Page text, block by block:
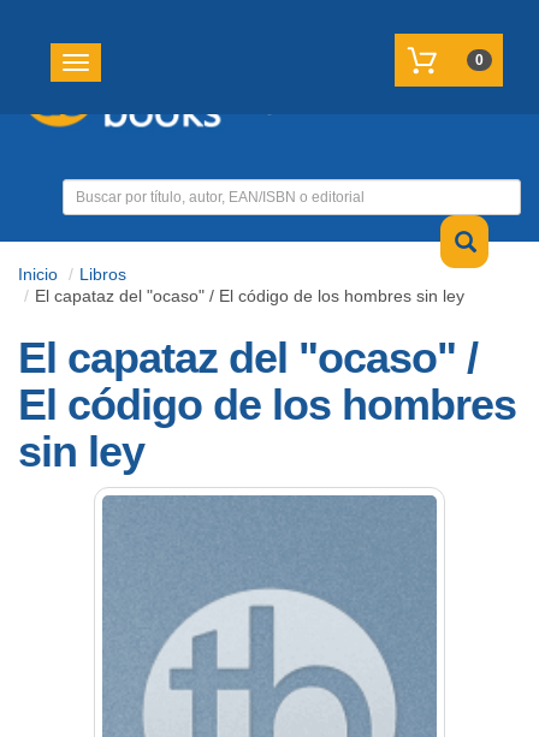
Toggle navigation 0
Inicio
Libros
El capataz del "ocaso" / El código de los hombres sin ley
El capataz del "ocaso" /
El código de los hombres
sin ley